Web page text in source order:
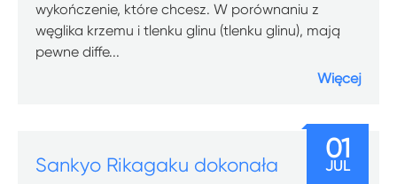
wykończenie, które chcesz. W porównaniu z
węglika krzemu i tlenku glinu (tlenku glinu), mają
pewne diffe...
Więcej
Sankyo Rikagaku dokonała
01
JUL